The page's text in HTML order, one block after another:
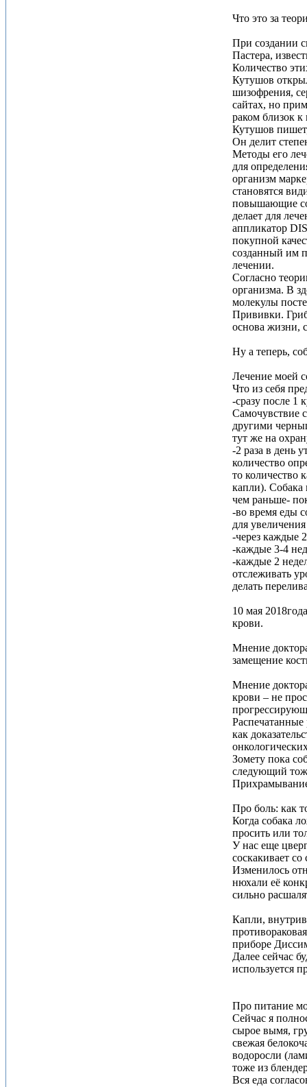
Что это за
При создании
Пастера,
Количество
Кутушов
шизофрения,
сайтах, но
раком близок
Кутушов
Он делит
Методы его
для
организм
становятся
повышающие
делает для
аппликатор
покупной
созданный им
лечении.
Согласно
организма. В
молекулы
Прививки.
основа жизни,
Ну а теперь,
Лечение моей
Что из себя
-сразу после 1
Самочувствие
другими
тут же на
-2 раза в день
количество
то количество
капли). Собака
чем раньше-
-во время еды
для
-через каждые
-каждые 3-4
-каждые 2
отслеживать
делать
10 мая
крови.
Мнение
замещение
Мнение
крови – не
Распечатанные
как
Зомету пока
следующий
Про боль: как
Когда собака
просить или
У нас еще
соскакивает
Изменилось
нюхали её
сильно
Капли,
приборе
Далее сейчас
используется
Про питание
Сейчас я
сырое вымя,
свежая
водоросли
тоже из
Вся еда